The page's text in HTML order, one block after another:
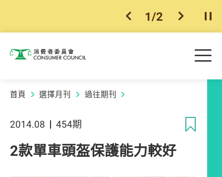
上一個
1/2 下一個開
消費者委員會 目
首頁 選擇月刊 過往期刊
2014.08 454期
2款單車頭盔保護能力較好